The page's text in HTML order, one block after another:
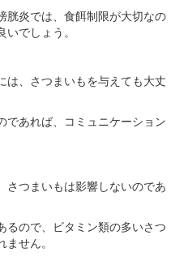
胱炎では、食餌制限が大切なの
でしょう。
は、さつまいもを与えても大丈
であれば、コミュニケーション
さつまいもは影響しないのであ
るので、ビタミン類の多いさつ
せん。